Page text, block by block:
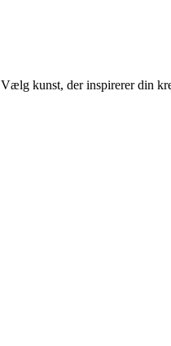
Vælg kunst, der inspirerer din